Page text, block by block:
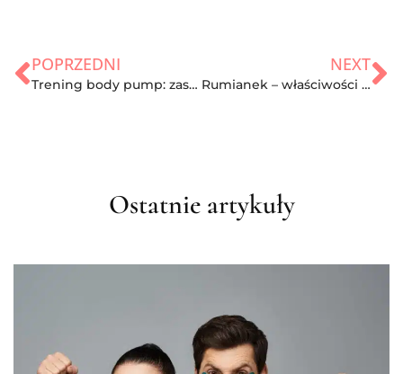
POPRZEDNI
Trening body pump: zasady i ćwiczenia
NEXT
Rumianek – właściwości zdrowotne i zastosowanie
Ostatnie artykuły